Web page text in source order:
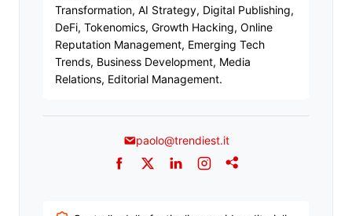
Transformation, AI Strategy, Digital Publishing,
DeFi, Tokenomics, Growth Hacking, Online
Reputation Management, Emerging Tech
Trends, Business Development, Media
Relations, Editorial Management.
paolo@trendiest.it
Facebook
TwitterLinkedInInstagram
Addthis